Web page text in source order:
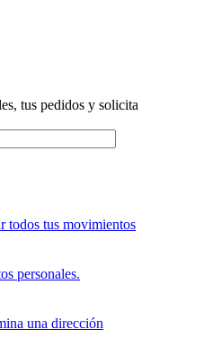
tus pedidos y solicita
todos tus movimientos
personales.
una dirección